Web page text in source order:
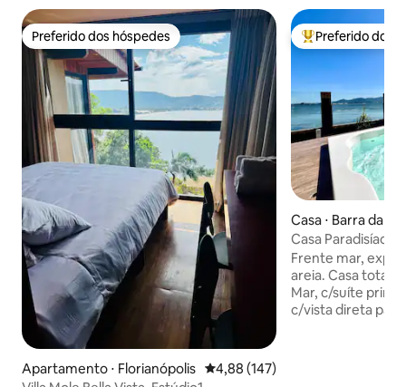
Preferido dos hóspedes
Preferido dos hóspedes
Apartamento ⋅ Florianópolis 4,88 de uma avaliação média de
4,88 (147)
Entre os
Preferido dos
Casa ⋅ Barra da
Casa Paradisíaca
beira-mar
Frente mar,
areia. Casa
Mar, c/suíte
c/vista direta para